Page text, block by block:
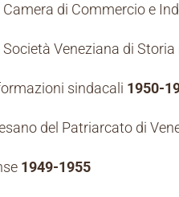
di Commercio e
Veneziana di
sindacali 1950-
del Patriarcato di
1949-1955